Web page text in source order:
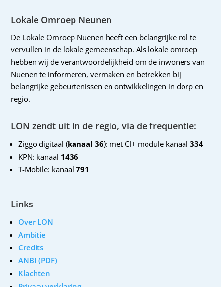
Lokale Omroep Neunen
De Lokale Omroep Nuenen heeft een belangrijke rol te
vervullen in de lokale gemeenschap. Als lokale omroep
hebben wij de verantwoordelijkheid om de inwoners van
Nuenen te informeren, vermaken en betrekken bij
belangrijke gebeurtenissen en ontwikkelingen in dorp en
regio.
LON zendt uit in de regio, via de frequentie:
Ziggo digitaal (kanaal 36): met CI+ module kanaal 334
KPN: kanaal 1436
T-Mobile: kanaal791
Links
Over LON
Ambitie
Credits
ANBI (PDF)
Klachten